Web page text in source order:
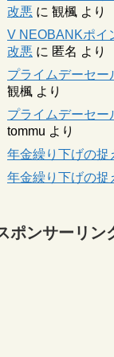
改悪 に 観楓 より
V NEOBANKポイ
改悪 に 匿名 より
プライムデーセー
観楓 より
プライムデーセー
tommu より
年金繰り下げの捉
年金繰り下げの捉
ポンサーリン